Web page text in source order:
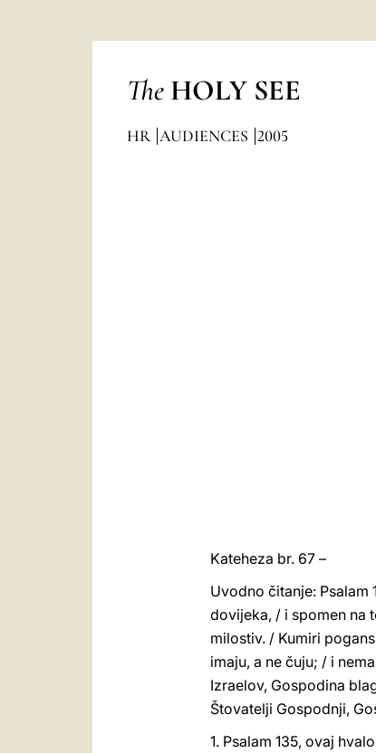
The HOLY SEE
HR AUDIENCES 2005
Kateheza br. 67 –
Uvodno čitanje: Psalam
dovijeka, / i spomen na
milostiv. / Kumiri
imaju, a ne čuju; / i
Izraelov, Gospodina
Štovatelji Gospodnji,
1. Psalam 135, ovaj